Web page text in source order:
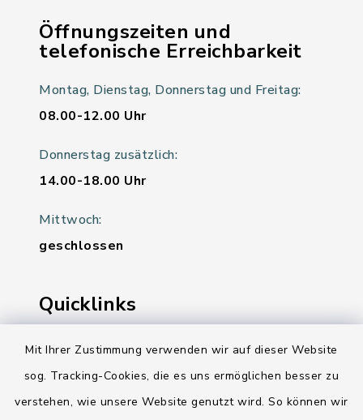
Mit Ihrer Zustimmung verwenden wir auf dieser Website
sog. Tracking-Cookies, die es uns ermöglichen besser zu
verstehen, wie unsere Website genutzt wird. So können wir
Öffnungszeiten und
telefonische Erreichbarkeit
Montag, Dienstag, Donnerstag und Freitag:
08.00-12.00 Uhr
Donnerstag zusätzlich:
14.00-18.00 Uhr
Mittwoch:
geschlossen
Quicklinks
Ihre Behördennummer 115
Landesregierung Schleswig-Holstein